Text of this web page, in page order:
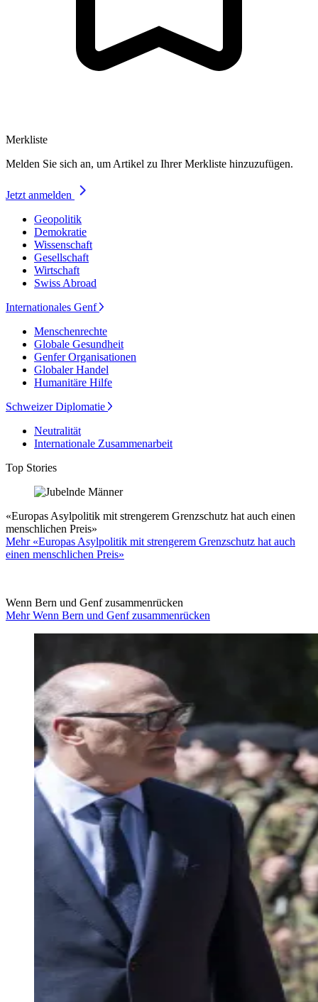
Merkliste
Melden Sie sich an, um Artikel zu Ihrer Merkliste hinzuzufügen.
Jetzt anmelden
Geopolitik
Demokratie
Wissenschaft
Gesellschaft
Wirtschaft
Swiss Abroad
Internationales Genf
Menschenrechte
Globale Gesundheit
Genfer Organisationen
Globaler Handel
Humanitäre Hilfe
Schweizer Diplomatie
Neutralität
Internationale Zusammenarbeit
Top Stories
«Europas Asylpolitik mit strengerem Grenzschutz hat auch einen
menschlichen Preis»
Mehr «Europas Asylpolitik mit strengerem Grenzschutz hat auch
einen menschlichen Preis»
Wenn Bern und Genf zusammenrücken
Mehr Wenn Bern und Genf zusammenrücken